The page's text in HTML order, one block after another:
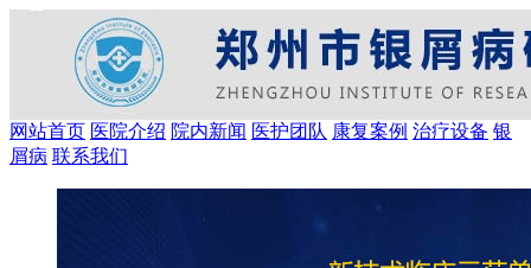
网站首页 医院介绍 院内新闻 医护团队 康复案例 治疗设备 银
屑病 联系我们